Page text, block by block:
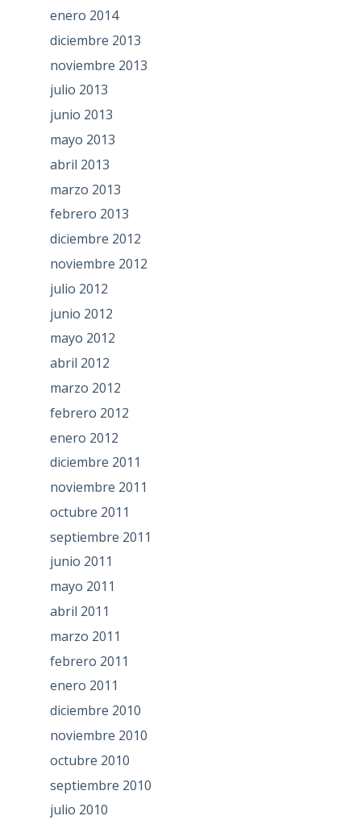
enero 2014
diciembre 2013
noviembre 2013
julio 2013
junio 2013
mayo 2013
abril 2013
marzo 2013
febrero 2013
diciembre 2012
noviembre 2012
julio 2012
junio 2012
mayo 2012
abril 2012
marzo 2012
febrero 2012
enero 2012
diciembre 2011
noviembre 2011
octubre 2011
septiembre 2011
junio 2011
mayo 2011
abril 2011
marzo 2011
febrero 2011
enero 2011
diciembre 2010
noviembre 2010
octubre 2010
septiembre 2010
julio 2010